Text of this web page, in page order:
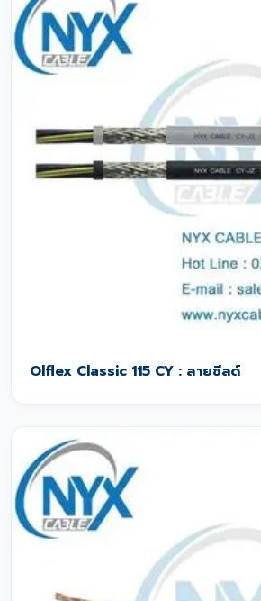
Olflex Classic 115 CY : สายชีลด์